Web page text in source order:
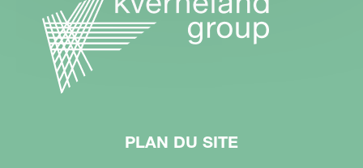
PLAN DU SITE